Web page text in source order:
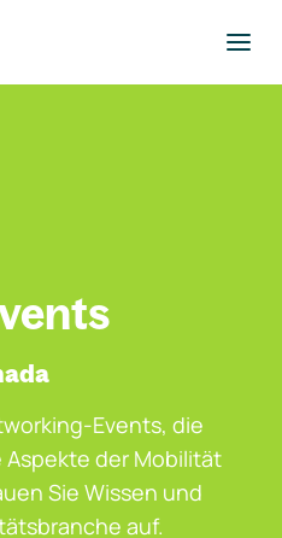
Events, die
der Mobilität
Sie Wissen und
auf.